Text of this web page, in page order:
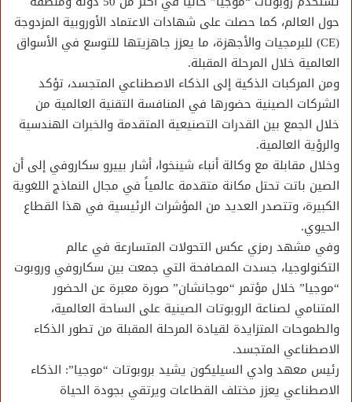
حول العالم، كما حصلت على شهادات الاعتماد الأوروبية المزدوجة
(CE) للبرمجيات والأجهزة، ما يعزز جاهزيتها للتوسع في الأسواق
العالمية خلال المرحلة المقبلة.
ومن المركبات الذكية إلى الذكاء الاصطناعي المتجسد، تؤكد
الشركات الصينية حضورها في المنافسة التقنية العالمية من
خلال الجمع بين القدرات التصنيعية المتقدمة والخبرات الهندسية
والرؤية العالمية.
وخلال مقابلة مع وكالة أنباء شينخوا، أشار بييرو سكاروفي إلى أن
الصين باتت تحتل مكانة متقدمة عالمياً في مجال النماذج اللغوية
الكبيرة، وتتصدر العديد من المؤشرات الرئيسية في هذا القطاع
الحيوي.
وفي مشهد رمزي عكس التحولات المتسارعة في عالم
التكنولوجيا، جسدت المصافحة التي جمعت بين سكاروفي وروبوت
“موجيا” خلال مؤتمر “موجانشان” صورة معبرة عن الحضور
المتنامي لصناعة الروبوتات الصينية على الساحة العالمية،
والطموحات المتزايدة لقيادة المرحلة المقبلة من تطور الذكاء
الاصطناعي المتجسد.
رئيس معهد وادي السيليكون يشيد بروبوتات “موجيا”: الذكاء
الاصطناعي يعزز مختلف القطاعات ويرتقي بجودة الحياة